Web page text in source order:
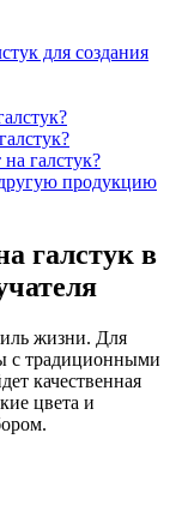
для создания
галстук?
продукцию
галстук в
жизни. Для
с традиционными
качественная
цвета и